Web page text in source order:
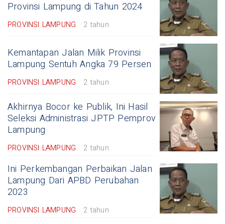
Provinsi Lampung di Tahun 2024
PROVINSI LAMPUNG 2 tahun
Kemantapan Jalan Milik Provinsi
Lampung Sentuh Angka 79 Persen
PROVINSI LAMPUNG 2 tahun
Akhirnya Bocor ke Publik, Ini Hasil
Seleksi Administrasi JPTP Pemprov
Lampung
PROVINSI LAMPUNG 2 tahun
Ini Perkembangan Perbaikan Jalan
Lampung Dari APBD Perubahan
2023
PROVINSI LAMPUNG 2 tahun